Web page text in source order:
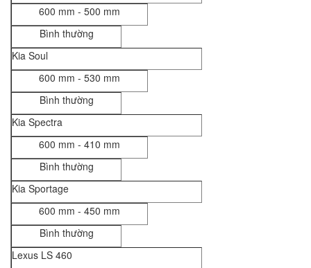
600 mm - 500 mm
Bình thường
Kia Soul
600 mm - 530 mm
Bình thường
Kia Spectra
600 mm - 410 mm
Bình thường
Kia Sportage
600 mm - 450 mm
Bình thường
Lexus LS 460